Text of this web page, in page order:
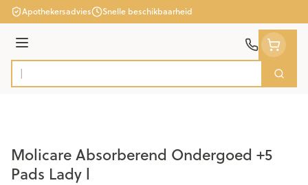
Ga naar de inhoud
Apothekersadvies Snelle beschikbaarheid
Menu
Product, merk, categorie...
Zoek
Molicare Absorberend Ondergoed +5
Pads Lady l